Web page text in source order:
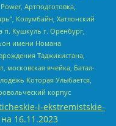
Артподготовка,
Колумбайн, Хатлонский
п. Кушкуль г. Оренбург,
имени Номана
Таджикистана,
московская ячейка, Батал-
Которая Улыбается,
корпус
i-ekstremistskie-
16.11.2023